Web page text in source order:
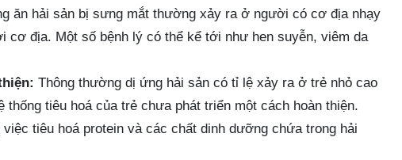
ăn hải sản bị sưng mắt thường xảy ra ở người có cơ địa nhạy
cơ địa. Một số bệnh lý có thể kể tới như hen suyễn, viêm da
Thông thường dị ứng hải sản có tỉ lệ xảy ra ở trẻ nhỏ cao
tiêu hoá của trẻ chưa phát triển một cách hoàn thiện.
tiêu hoá protein và các chất dinh dưỡng chứa trong hải